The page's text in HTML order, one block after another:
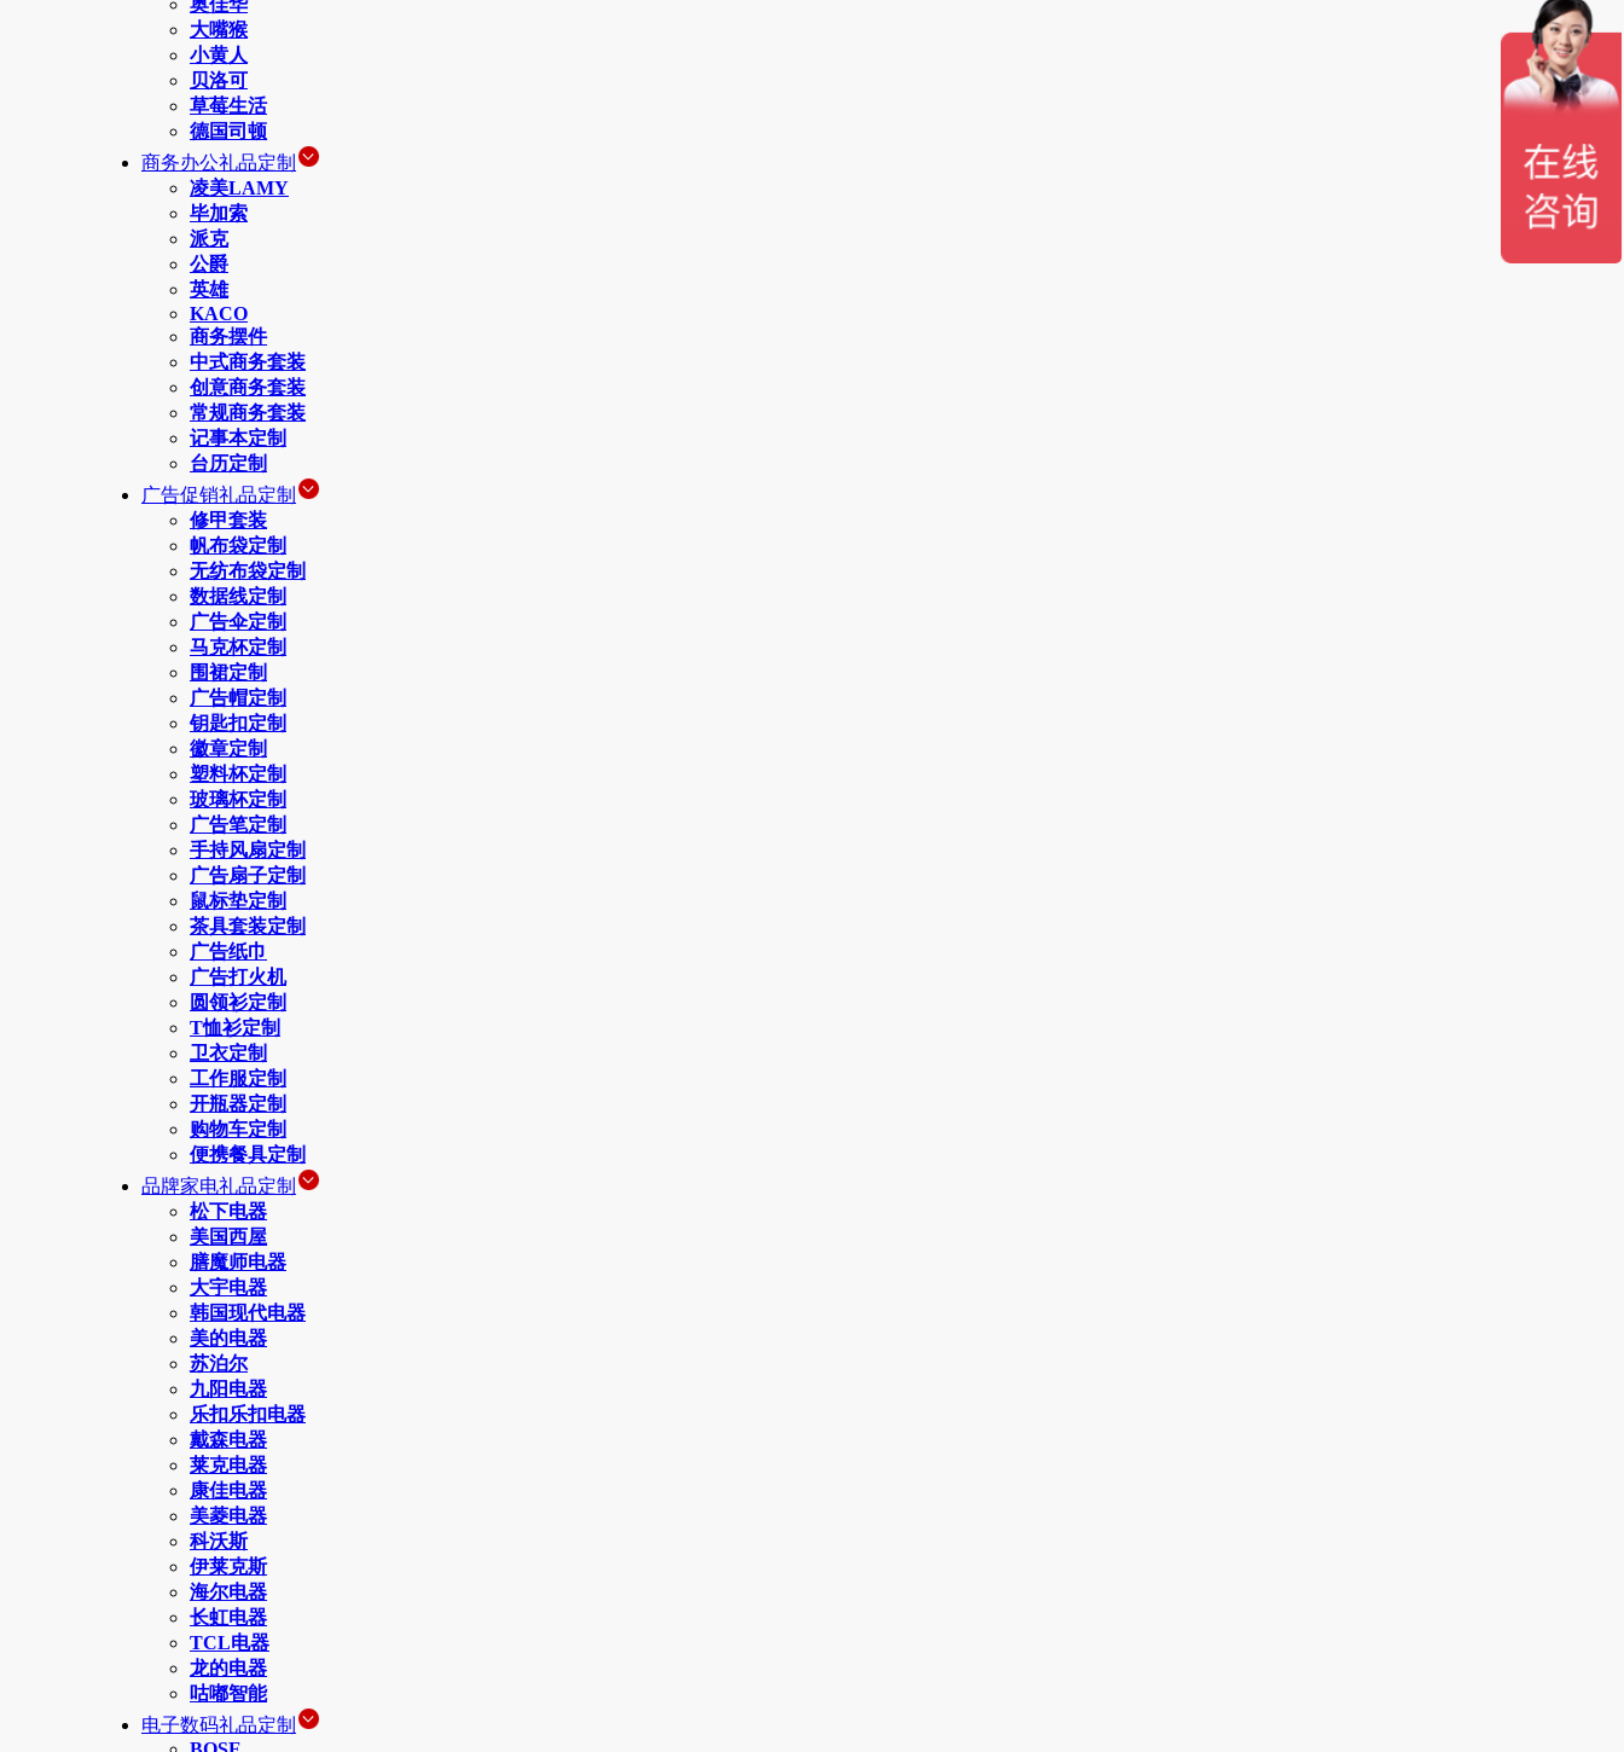
奥佳华
大嘴猴
小黄人
贝洛可
草莓生活
德国司顿
商务办公礼品定制
凌美LAMY
毕加索
派克
公爵
英雄
KACO
商务摆件
中式商务套装
创意商务套装
常规商务套装
记事本定制
台历定制
广告促销礼品定制
修甲套装
帆布袋定制
无纺布袋定制
数据线定制
广告伞定制
马克杯定制
围裙定制
广告帽定制
钥匙扣定制
徽章定制
塑料杯定制
玻璃杯定制
广告笔定制
手持风扇定制
广告扇子定制
鼠标垫定制
茶具套装定制
广告纸巾
广告打火机
圆领衫定制
T恤衫定制
卫衣定制
工作服定制
开瓶器定制
购物车定制
便携餐具定制
品牌家电礼品定制
松下电器
美国西屋
膳魔师电器
大宇电器
韩国现代电器
美的电器
苏泊尔
九阳电器
乐扣乐扣电器
戴森电器
莱克电器
康佳电器
美菱电器
科沃斯
伊莱克斯
海尔电器
长虹电器
TCL电器
龙的电器
咕嘟智能
电子数码礼品定制